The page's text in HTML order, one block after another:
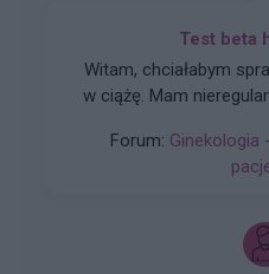
Test beta
Witam, chciałabym
w ciążę. Mam
dniu cyklu czy
czasie da mi
taki
Forum: Ginekologia